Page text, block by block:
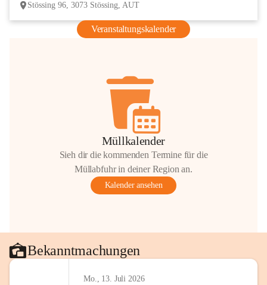
Stössing 96, 3073 Stössing, AUT
Veranstaltungskalender
Müllkalender
Sieh dir die kommenden Termine für die
Müllabfuhr in deiner Region an.
Kalender ansehen
Bekanntmachungen
Mo., 13. Juli 2026